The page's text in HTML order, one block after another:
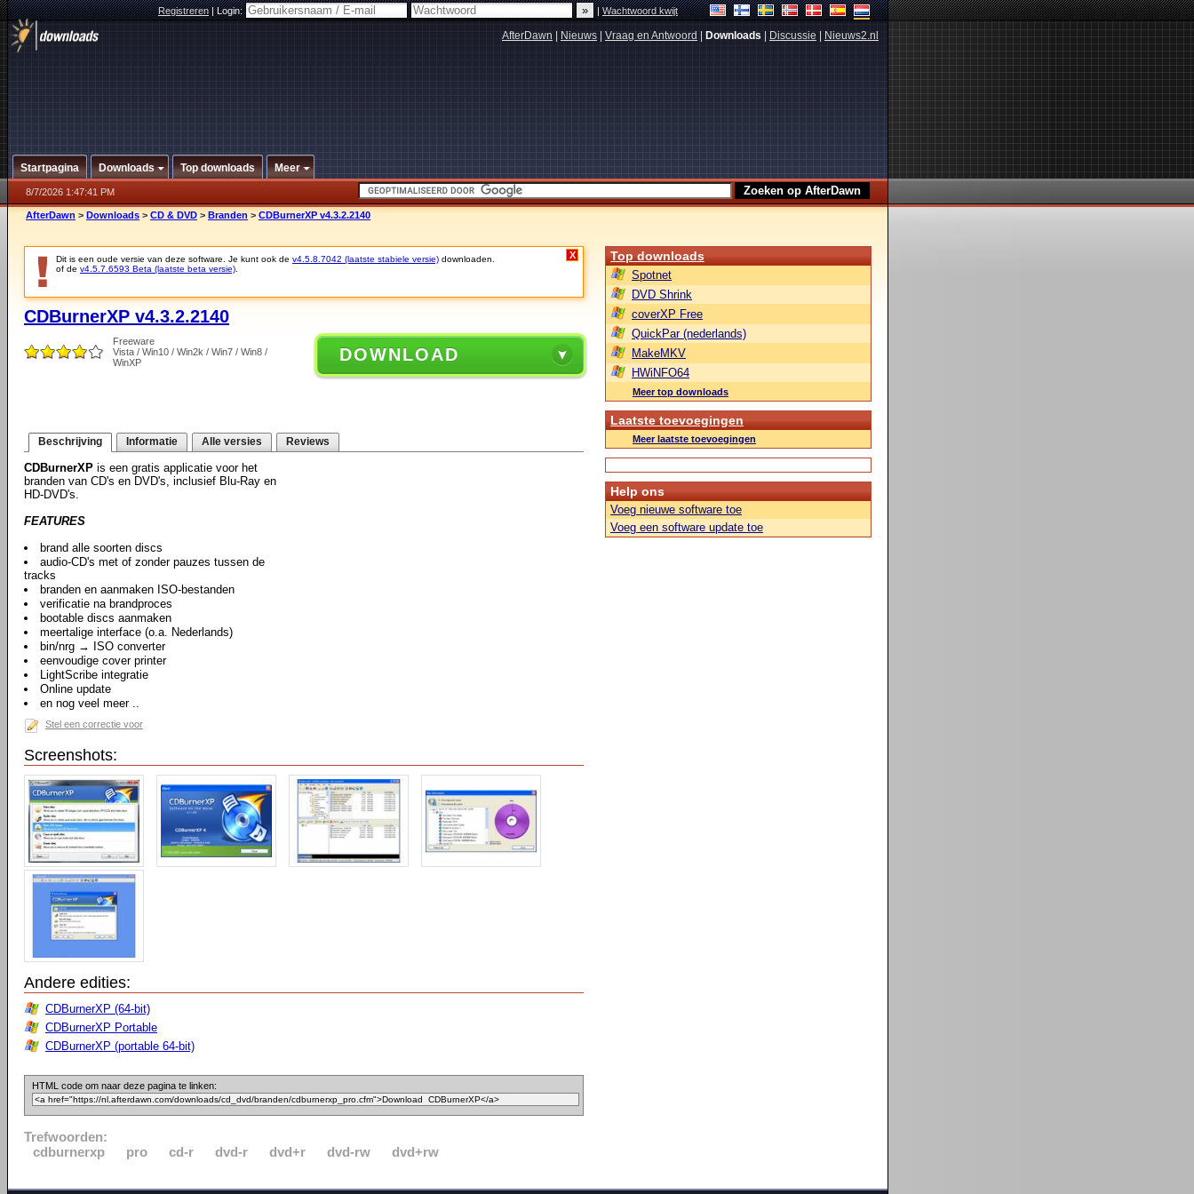
Registreren|Login: |Wachtwoord kwijt
AfterDawn Nieuws Vraag en Antwoord Downloads Discussie Nieuws2.nl
Startpagina Downloads Top downloads Meer
8/7/2026 1:47:41 PM
AfterDawn > Downloads > CD & DVD > Branden > CDBurnerXP v4.3.2.2140
Dit is een oude versie van deze software. Je kunt ook de v4.5.8.7042 (laatste stabiele versie) downloaden.
of de v4.5.7.6593 Beta (laatste beta versie)
X
CDBurnerXP v4.3.2.2140
Freeware
Vista / Win10 / Win2k / Win7 / Win8 /
WinXP
DOWNLOAD
Beschrijving Informatie Alle versies Reviews
CDBurnerXP is een gratis applicatie voor het
branden van CD's en DVD's, inclusief Blu-Ray en
HD-DVD's.
FEATURES
brand alle soorten discs
audio-CD's met of zonder pauzes tussen de
tracks
branden en aanmaken ISO-bestanden
verificatie na brandproces
bootable discs aanmaken
meertalige interface (o.a. Nederlands)
bin/nrg → ISO converter
eenvoudige cover printer
LightScribe integratie
Online update
en nog veel meer ..
Stel een correctie voor
Screenshots:
Andere edities:
CDBurnerXP (64-bit)
CDBurnerXP Portable
CDBurnerXP (portable 64-bit)
HTML code om naar deze pagina te linken:
Trefwoorden:
cdburnerxp
pro cd-r dvd-r dvd+r dvd-rw dvd+rw
Top downloads
Spotnet
DVD Shrink
coverXP Free
QuickPar (nederlands)
MakeMKV
HWiNFO64
Meer top downloads
Laatste toevoegingen
Meer laatste toevoegingen
Help ons
Voeg nieuwe software toe
Voeg een software update toe